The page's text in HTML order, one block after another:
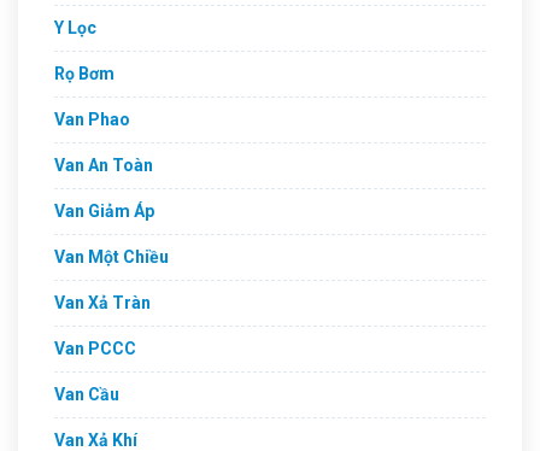
Y Lọc
Rọ Bơm
Van Phao
Van An Toàn
Van Giảm Áp
Van Một Chiều
Van Xả Tràn
Van PCCC
Van Cầu
Van Xả Khí